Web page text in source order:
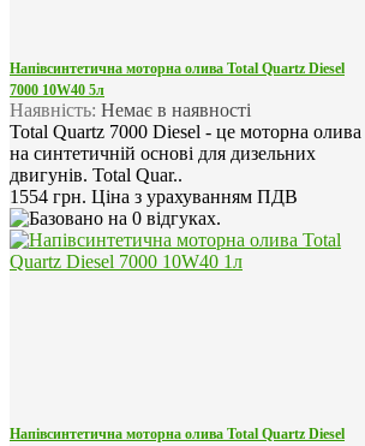
Напівсинтетична моторна олива Total Quartz Diesel
7000 10W40 5л
Наявність: Немає в наявності
Total Quartz 7000 Diesel - це моторна олива
на синтетичній основі для дизельних
двигунів. Total Quar..
1554 грн. Ціна з урахуванням ПДВ
Напівсинтетична моторна олива Total Quartz Diesel